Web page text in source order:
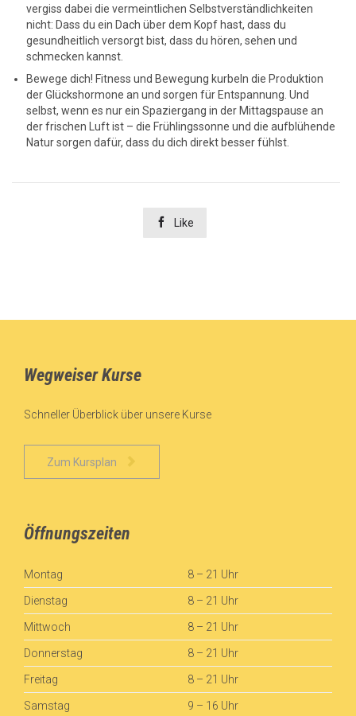
vergiss dabei die vermeintlichen Selbstverständlichkeiten
nicht: Dass du ein Dach über dem Kopf hast, dass du
gesundheitlich versorgt bist, dass du hören, sehen und
schmecken kannst.
Bewege dich! Fitness und Bewegung kurbeln die Produktion
der Glückshormone an und sorgen für Entspannung. Und
selbst, wenn es nur ein Spaziergang in der Mittagspause an
der frischen Luft ist – die Frühlingssonne und die aufblühende
Natur sorgen dafür, dass du dich direkt besser fühlst.
 Like
Wegweiser Kurse
Schneller Überblick über unsere Kurse
Zum Kursplan
Öffnungszeiten
Montag 8 – 21 Uhr
Dienstag 8 – 21 Uhr
Mittwoch 8 – 21 Uhr
Donnerstag 8 – 21 Uhr
Freitag 8 – 21 Uhr
Samstag 9 – 16 Uhr